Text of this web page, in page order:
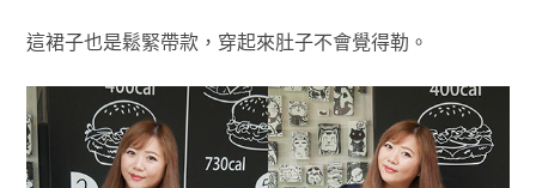
這裙子也是鬆緊帶款，穿起來肚子不會覺得勒。